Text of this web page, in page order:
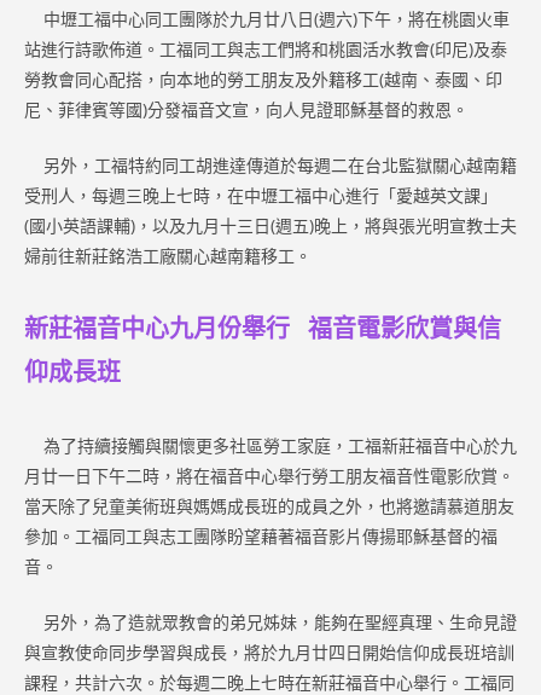
中壢工福中心同工團隊於九月廿八日(週六)下午，將在桃園火車
站進行詩歌佈道。工福同工與志工們將和桃園活水教會(印尼)及泰
勞教會同心配搭，向本地的勞工朋友及外籍移工(越南、泰國、印
尼、菲律賓等國)分發福音文宣，向人見證耶穌基督的救恩。
另外，工福特約同工胡進達傳道於每週二在台北監獄關心越南籍
受刑人，每週三晚上七時，在中壢工福中心進行「愛越英文課」
(國小英語課輔)，以及九月十三日(週五)晚上，將與張光明宣教士夫
婦前往新莊銘浩工廠關心越南籍移工。
新莊福音中心九月份舉行 福音電影欣賞與信
仰成長班
為了持續接觸與關懷更多社區勞工家庭，工福新莊福音中心於九
月廿一日下午二時，將在福音中心舉行勞工朋友福音性電影欣賞。
當天除了兒童美術班與媽媽成長班的成員之外，也將邀請慕道朋友
參加。工福同工與志工團隊盼望藉著福音影片傳揚耶穌基督的福
音。
另外，為了造就眾教會的弟兄姊妹，能夠在聖經真理、生命見證
與宣教使命同步學習與成長，將於九月廿四日開始信仰成長班培訓
課程，共計六次。於每週二晚上七時在新莊福音中心舉行。工福同